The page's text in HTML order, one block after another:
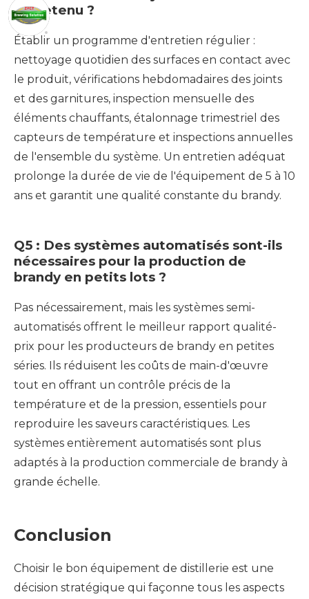
entretenu ?
Établir un programme d'entretien régulier :
nettoyage quotidien des surfaces en contact avec
le produit, vérifications hebdomadaires des joints
et des garnitures, inspection mensuelle des
éléments chauffants, étalonnage trimestriel des
capteurs de température et inspections annuelles
de l'ensemble du système. Un entretien adéquat
prolonge la durée de vie de l'équipement de 5 à 10
ans et garantit une qualité constante du brandy.
Q5 : Des systèmes automatisés sont-ils
nécessaires pour la production de
brandy en petits lots ?
Pas nécessairement, mais les systèmes semi-
automatisés offrent le meilleur rapport qualité-
prix pour les producteurs de brandy en petites
séries. Ils réduisent les coûts de main-d'œuvre
tout en offrant un contrôle précis de la
température et de la pression, essentiels pour
reproduire les saveurs caractéristiques. Les
systèmes entièrement automatisés sont plus
adaptés à la production commerciale de brandy à
grande échelle.
Conclusion
Choisir le bon équipement de distillerie est une
décision stratégique qui façonne tous les aspects